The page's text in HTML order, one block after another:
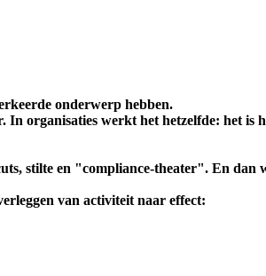
onderwerp hebben.
organisaties werkt het hetzelfde: het is
stilte en "compliance-theater". En dan
van activiteit naar effect: